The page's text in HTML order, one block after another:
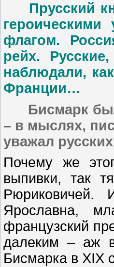
Прусский
флагом.
рейх.
наблюдали,
Франции…
Бисмарк был
– в мыслях,
уважал
Почему же
выпивки, так
Рюриковичей.
Ярославна,
французский
далеким – аж
Бисмарка в XIX